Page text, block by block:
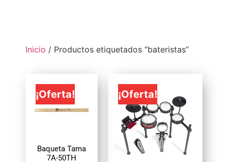
Inicio / Productos etiquetados “bateristas”
¡Oferta!
Baqueta Tama
7A-50TH
¡Oferta!